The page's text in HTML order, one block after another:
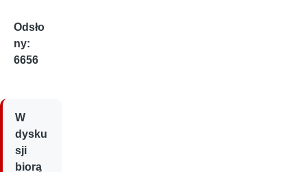
Odsło
ny:
6656
W
dysku
sji
biorą